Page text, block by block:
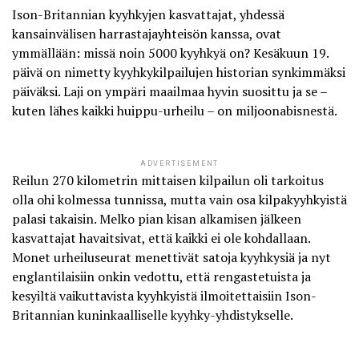
Ison-Britannian kyyhkyjen kasvattajat, yhdessä
kansainvälisen harrastajayhteisön kanssa, ovat
ymmällään: missä noin 5000 kyyhkyä on? Kesäkuun 19.
päivä on nimetty kyyhkykilpailujen historian synkimmäksi
päiväksi. Laji on ympäri maailmaa hyvin suosittu ja se –
kuten lähes kaikki huippu-urheilu – on miljoonabisnestä.
ADVERTISEMENT
Reilun 270 kilometrin mittaisen kilpailun oli tarkoitus
olla ohi kolmessa tunnissa, mutta vain osa kilpakyyhkyistä
palasi takaisin. Melko pian kisan alkamisen jälkeen
kasvattajat havaitsivat, että kaikki ei ole kohdallaan.
Monet urheiluseurat menettivät satoja kyyhkysiä ja nyt
englantilaisiin onkin vedottu, että rengastetuista ja
kesyiltä vaikuttavista kyyhkyistä ilmoitettaisiin Ison-
Britannian kuninkaalliselle kyyhky-yhdistykselle.